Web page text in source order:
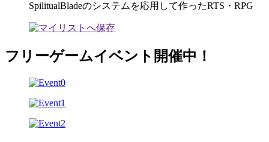
SpilitualBladeのシステムを応用して作ったRTS・RPG
フリーゲームイベント開催中！